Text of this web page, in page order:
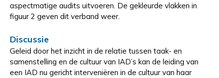
aspectmatige audits uitvoeren. De gekleurde vlakken in
figuur 2 geven dit verband weer.
Discussie
Geleid door het inzicht in de relatie tussen taak- en
samenstelling en de cultuur van IAD’s kan de leiding van
een IAD nu gericht interveniëren in de cultuur van haar